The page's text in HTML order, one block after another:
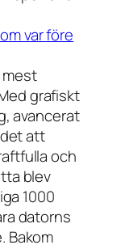
var före
mest
grafiskt
avancerat
att
och
blev
1000
datorns
Bakom